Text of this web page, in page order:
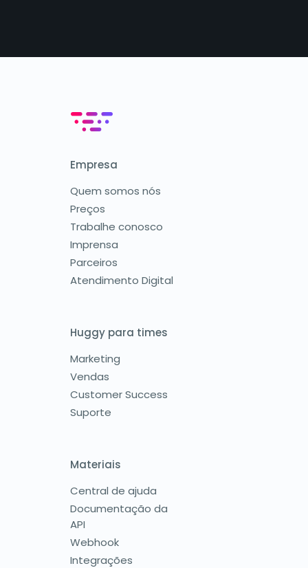
Empresa
Quem somos nós
Preços
Trabalhe conosco
Imprensa
Parceiros
Atendimento Digital
Huggy para times
Marketing
Vendas
Customer Success
Suporte
Materiais
Central de ajuda
Documentação da
API
Webhook
Integrações